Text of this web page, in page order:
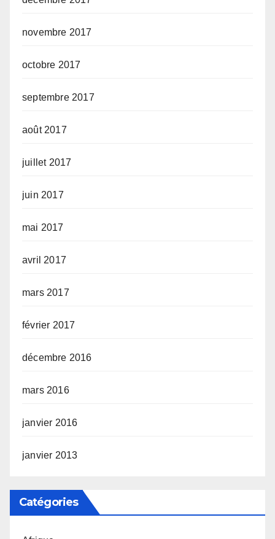
novembre 2017
octobre 2017
septembre 2017
août 2017
juillet 2017
juin 2017
mai 2017
avril 2017
mars 2017
février 2017
décembre 2016
mars 2016
janvier 2016
janvier 2013
Catégories